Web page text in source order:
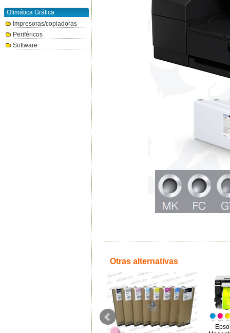
Ofimática Gráfica
Impresoras/copiadoras
Periféricos
Software
Otras alternativas
Epson UltraChrome GS3 Verde